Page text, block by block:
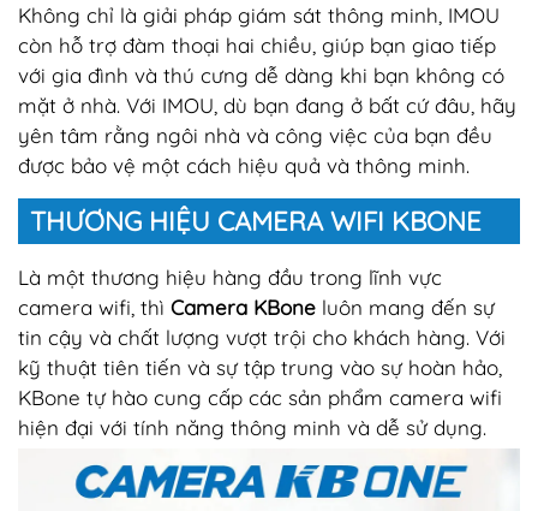
Không chỉ là giải pháp giám sát thông minh, IMOU
còn hỗ trợ đàm thoại hai chiều, giúp bạn giao tiếp
với gia đình và thú cưng dễ dàng khi bạn không có
mặt ở nhà. Với IMOU, dù bạn đang ở bất cứ đâu, hãy
yên tâm rằng ngôi nhà và công việc của bạn đều
được bảo vệ một cách hiệu quả và thông minh.
THƯƠNG HIỆU CAMERA WIFI KBONE
Là một thương hiệu hàng đầu trong lĩnh vực
camera wifi, thì Camera KBone luôn mang đến sự
tin cậy và chất lượng vượt trội cho khách hàng. Với
kỹ thuật tiên tiến và sự tập trung vào sự hoàn hảo,
KBone tự hào cung cấp các sản phẩm camera wifi
hiện đại với tính năng thông minh và dễ sử dụng.